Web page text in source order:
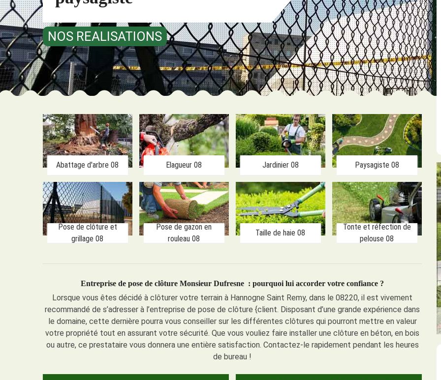
NOS REALISATIONS
Abattage d'arbre 08 Elagueur 08 Jardinier 08 Paysagiste 08
Pose de clôture et
grillage 08
Pose de gazon en
rouleau 08
Taille de haie 08
Tonte et réfection de
pelouse 08
Entreprise de pose de clôture Monsieur Dufresne : pourquoi lui accorder votre confiance ?
Lorsque vous êtes décidé à clôturer votre terrain à Hannogne Saint Remy, dans le 08220, il est vivement
recommandé de s’adresser à l’entreprise de pose de clôture {client. Disposant d’une grande expérience dans
le domaine, cette dernière pourra vous conseiller sur les différentes clôtures qui pourront mettre en valeur
votre propriété tout en assurant votre sécurité. Que vous vouliez faire installer une clôture en béton, en bois
ou autre, ce prestataire vous donnera une entière satisfaction. Contactez-le rapidement pendant les heures
de bureau !